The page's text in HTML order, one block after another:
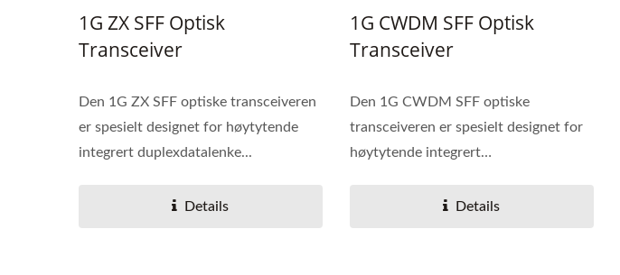
1G ZX SFF Optisk
Transceiver
Den 1G ZX SFF optiske transceiveren
er spesielt designet for høytytende
integrert duplexdatalenke...
Details
1G CWDM SFF Optisk
Transceiver
Den 1G CWDM SFF optiske
transceiveren er spesielt designet for
høytytende integrert
Details